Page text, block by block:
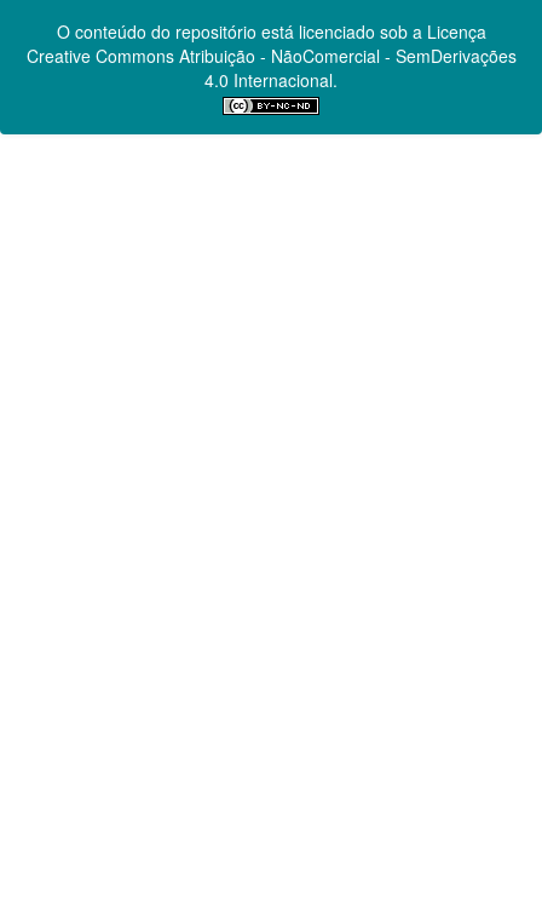
O conteúdo do repositório está licenciado sob a Licença
Creative CommonsAtribuição - NãoComercial - SemDerivações
4.0 Internacional.